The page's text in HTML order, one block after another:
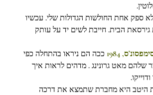
ספק אחת החולשות הגדולות שלי. עכשיו
הבית. חייבת לשים יד על עותק
1984
ככה הם ניראו בהתחלה כפי
שלהם מאט גרונינג . מדהים לראות איך
היטב היא מחברת שתמצא את דרכה